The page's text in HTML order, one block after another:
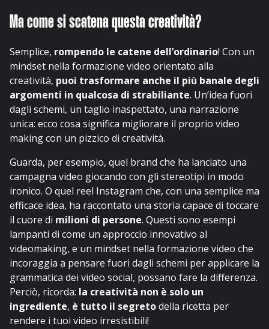
Ma come si scatena questa creatività?
Semplice, rompendo le catene dell’ordinario! Con un
mindset nella formazione video orientato alla
creatività, puoi trasformare anche il più banale degli
argomenti in qualcosa di strabiliante. Un’idea fuori
dagli schemi, un taglio inaspettato, una narrazione
unica: ecco cosa significa migliorare il proprio video
making con un pizzico di creatività.
Guarda, per esempio, quel brand che ha lanciato una
campagna video giocando con gli stereotipi in modo
ironico. O quel reel Instagram che, con una semplice ma
efficace idea, ha raccontato una storia capace di toccare
il cuore di milioni di persone. Questi sono esempi
lampanti di come un approccio innovativo al
videomaking, e un mindset nella formazione video che
incoraggia a pensare fuori dagli schemi per applicare la
grammatica dei video social, possano fare la differenza.
Perciò, ricorda: la creatività non è solo un
ingrediente, è tutto il segretodella ricetta per
rendere i tuoi video irresistibili!